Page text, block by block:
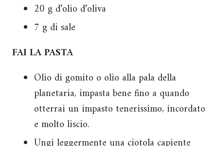
20 g d’olio d’oliva
7 g di sale
FAI LA PASTA
Olio di gomito o olio alla pala della
planetaria, impasta bene fino a quando
otterrai un impasto tenerissimo, incordato
e molto liscio.